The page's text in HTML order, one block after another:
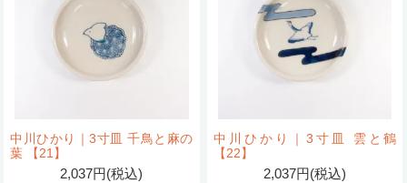
中川ひかり｜3寸皿 千鳥と麻の
葉 【21】
2,037円(税込)
中川ひかり｜3寸皿 雲と鶴
【22】
2,037円(税込)